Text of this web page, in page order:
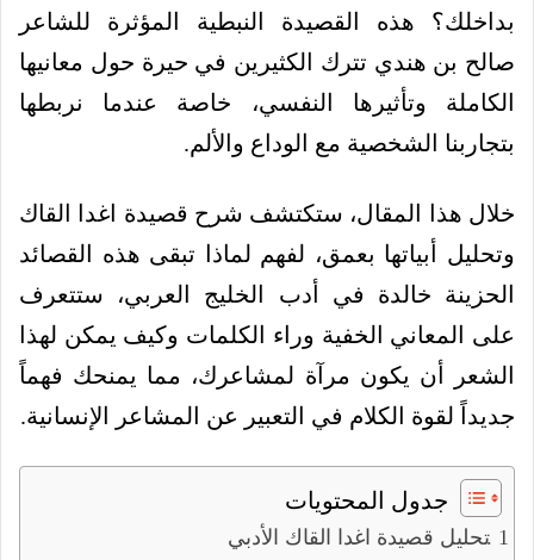
بداخلك؟ هذه القصيدة النبطية المؤثرة للشاعر
صالح بن هندي تترك الكثيرين في حيرة حول معانيها
الكاملة وتأثيرها النفسي، خاصة عندما نربطها
بتجاربنا الشخصية مع الوداع والألم.
خلال هذا المقال، ستكتشف شرح قصيدة اغدا القاك
وتحليل أبياتها بعمق، لفهم لماذا تبقى هذه القصائد
الحزينة خالدة في أدب الخليج العربي، ستتعرف
على المعاني الخفية وراء الكلمات وكيف يمكن لهذا
الشعر أن يكون مرآة لمشاعرك، مما يمنحك فهماً
جديداً لقوة الكلام في التعبير عن المشاعر الإنسانية.
جدول المحتويات
تحليل قصيدة اغدا القاك الأدبي